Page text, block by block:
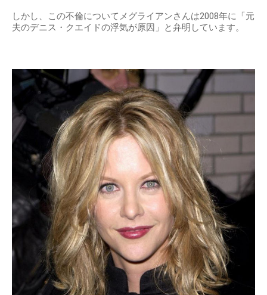
しかし、この不倫についてメグライアンさんは2008年に「元
夫のデニス・クエイドの浮気が原因」と弁明しています。